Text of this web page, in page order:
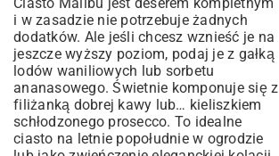
i w zasadzie nie potrzebuje żadnych
dodatków. Ale jeśli chcesz wznieść je na
jeszcze wyższy poziom, podaj je z gałką
lodów waniliowych lub sorbetu
ananasowego. Świetnie komponuje się z
filiżanką dobrej kawy lub… kieliszkiem
schłodzonego prosecco. To idealne
ciasto na letnie popołudnie w ogrodzie